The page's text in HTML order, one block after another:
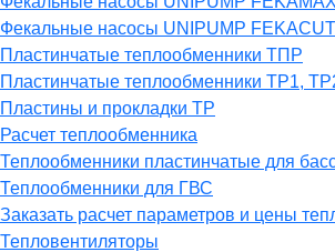
Фекальные насосы UNIPUMP FEKACUT
Пластинчатые теплообменники ТПР
Пластинчатые теплообменники ТР1,
Пластины и прокладки ТР
Расчет теплообменника
Теплообменники пластинчатые для
Теплообменники для ГВС
Заказать расчет параметров и цены
Тепловентиляторы